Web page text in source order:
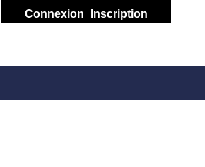
Connexion Inscription